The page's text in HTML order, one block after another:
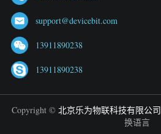
support@devicebit.com
13911890238
13911890238
Copyright © 北京乐为物联科技有限公司
换语言